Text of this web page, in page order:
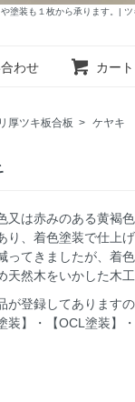
塗装も１枚から承ります。|
わせ カー
厚ツキ板合板 > ケヤキ
又は赤みのある黄褐
り、着色塗装で仕上
ってきましたが、着
天然木をいかした木工
が登録してあります
装】・【OCL塗装】